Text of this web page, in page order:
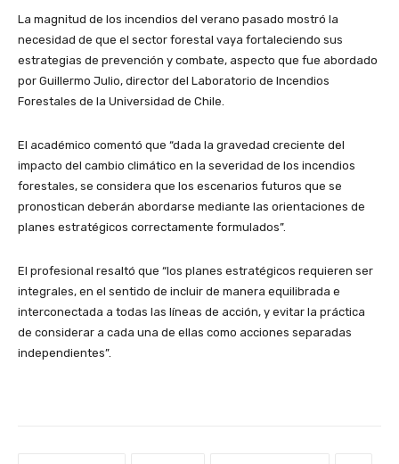
La magnitud de los incendios del verano pasado mostró la
necesidad de que el sector forestal vaya fortaleciendo sus
estrategias de prevención y combate, aspecto que fue abordado
por Guillermo Julio, director del Laboratorio de Incendios
Forestales de la Universidad de Chile.
El académico comentó que “dada la gravedad creciente del
impacto del cambio climático en la severidad de los incendios
forestales, se considera que los escenarios futuros que se
pronostican deberán abordarse mediante las orientaciones de
planes estratégicos correctamente formulados”.
El profesional resaltó que “los planes estratégicos requieren ser
integrales, en el sentido de incluir de manera equilibrada e
interconectada a todas las líneas de acción, y evitar la práctica
de considerar a cada una de ellas como acciones separadas
independientes”.